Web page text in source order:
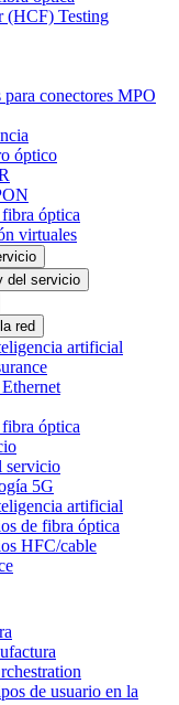
(HCF) Testing
conectores MPO
óptico
óptica
virtuales
del servicio
red
artificial
óptica
servicio
5G
artificial
de fibra óptica
HFC/cable
de usuario en la